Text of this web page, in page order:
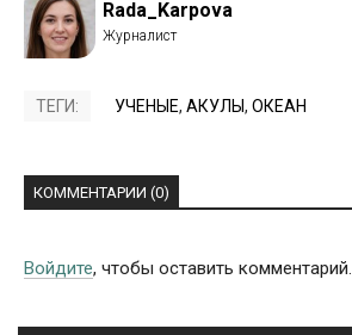
Rada_Karpova
ТЕГИ: УЧЕНЫЕ, АКУЛЫ, ОКЕАН
КОММЕНТАРИИ (0)
Войдите, чтобы оставить комментарий.